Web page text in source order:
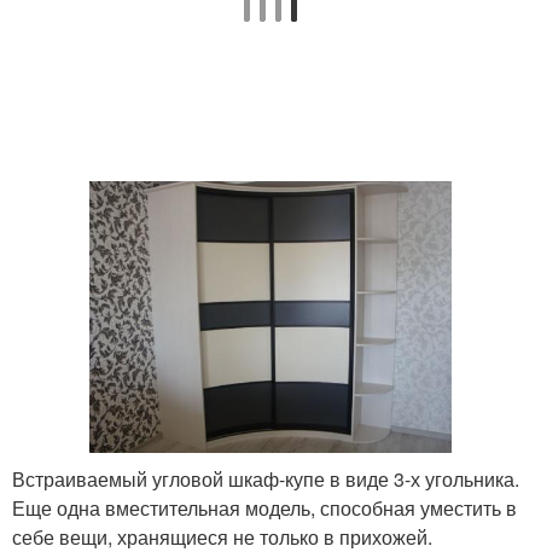
Встраиваемый угловой шкаф-купе в виде 3-х угольника.
Еще одна вместительная модель, способная уместить в
себе вещи, хранящиеся не только в прихожей.